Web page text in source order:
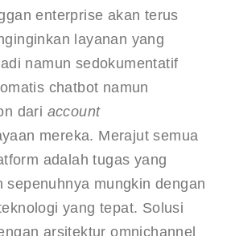
enterprise akan terus
layanan yang
namun sedokumentatif
chatbot namun
dari account
mereka. Merajut semua
adalah tugas yang
sepenuhnya mungkin dengan
yang tepat. Solusi
arsitektur omnichannel